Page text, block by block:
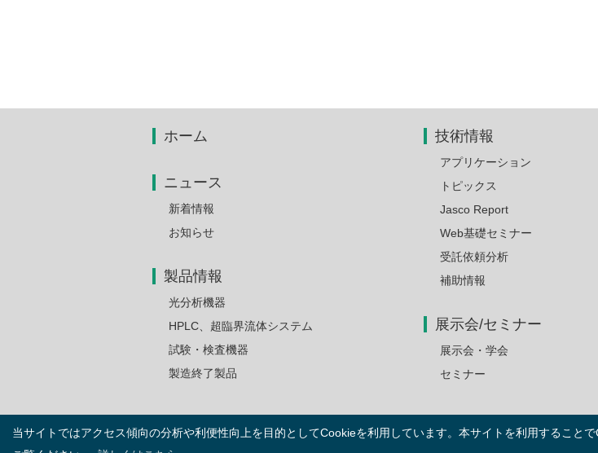
当サイトではアクセス傾向の分析や利便性向上を目的としてCookieを利用しています。本サイトを利用すること
ホーム
ニュース
新着情報
お知らせ
製品情報
光分析機器
HPLC、超臨界流体システム
試験・検査機器
製造終了製品
技術情報
アプリケーション
トピックス
Jasco Report
Web基礎セミナー
受託依頼分析
補助情報
展示会/セミナー
展示会・学会
セミナー
ご利用上の注意とプライバシーポリシー © 1995-2026 JASCO Corporation